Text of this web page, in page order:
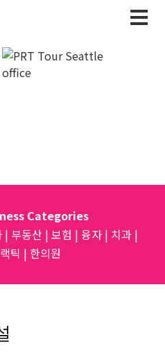
Categories
| 부동산 | 보험 | 융자 | 치과 |
틱 | 한의원